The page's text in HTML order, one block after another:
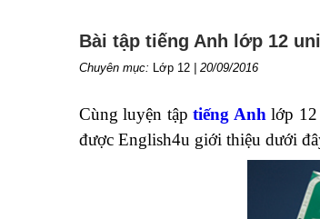
Bài tập tiếng Anh lớp 12
Chuyên mục: Lớp 12 20/09/2016
Cùng luyện tậptiếng Anh lớp 12
được English4u giới thiệu dưới